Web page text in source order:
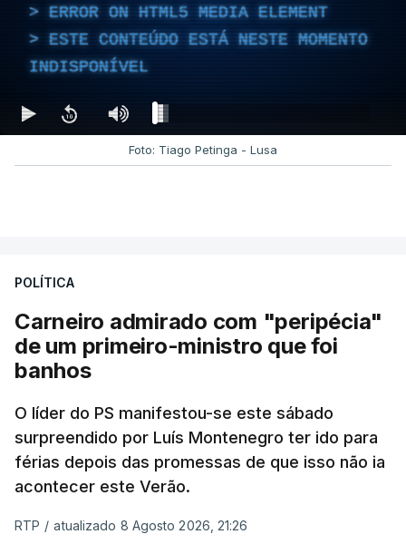
ERROR ON HTML5 MEDIA ELEMENT
ESTE CONTEÚDO ESTÁ NESTE MOMENTO
INDISPONÍVEL
Foto: Tiago Petinga - Lusa
POLÍTICA
Carneiro admirado com "peripécia"
de um primeiro-ministro que foi
banhos
O líder do PS manifestou-se este sábado
surpreendido por Luís Montenegro ter ido para
férias depois das promessas de que isso não ia
acontecer este Verão.
RTP / atualizado 8 Agosto 2026, 21:26